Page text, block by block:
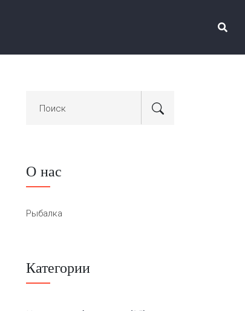
О нас
Рыбалка
Категории